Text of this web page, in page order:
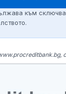
към